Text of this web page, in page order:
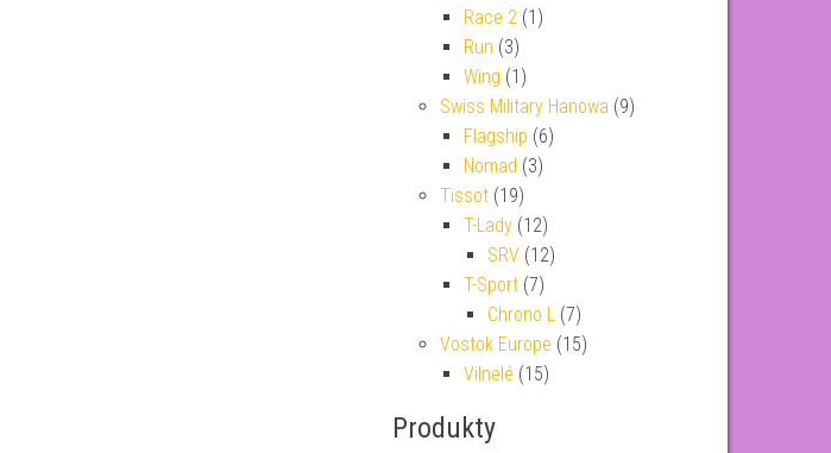
Race 2 (1)
Run (3)
Wing (1)
Swiss Military Hanowa (9)
Flagship (6)
Nomad (3)
Tissot (19)
T-Lady (12)
SRV (12)
T-Sport (7)
Chrono L (7)
Vostok Europe (15)
Vilnelé (15)
Produkty